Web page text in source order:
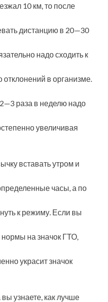
10 км, то после
дистанцию в 20—30
надо сходить к
отклонений в организме.
раза в неделю надо
увеличивая
вставать утром и
часы, а по
к режиму. Если вы
нормы на значок ГТО,
украсит значок
узнаете, как лучше